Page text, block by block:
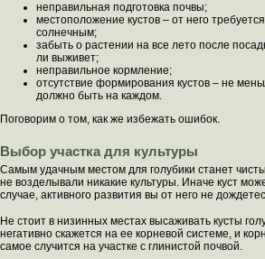
неправильная подготовка почвы;
местоположение кустов – от него
солнечным;
забыть о растении на все лето после
ли выживет;
неправильное кормление;
отсутствие формирования кустов – не
должно быть на каждом.
Поговорим о том, как же избежать ошибок.
Выбор участка для культуры
Самым удачным местом для голубики станет
не возделывали никакие культуры. Иначе куст
случае, активного развития вы от него не
Не стоит в низинных местах высаживать кусты
негативно скажется на ее корневой системе, и
самое случится на участке с глинистой почвой.